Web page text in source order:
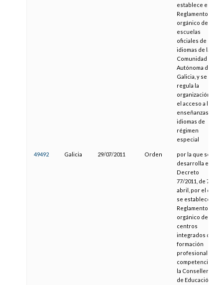
establece el
Reglamento
orgánico de las
escuelas
oficiales de
idiomas de la
Comunidad
Autónoma de
Galicia, y se
regula la
organización y
el acceso a las
enseñanzas de
idiomas de
régimen
especial
49492 Galicia 29/07/2011 Orden
por la que se
desarrolla el
Decreto
77/2011, de 7 de
abril, por el que
se establece el
Reglamento
orgánico de los
centros
integrados de
formación
profesional
competencia de
la Consellería
de Educación y